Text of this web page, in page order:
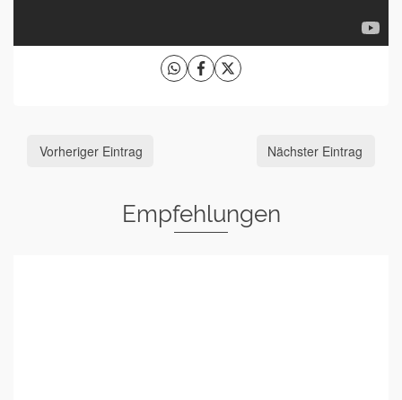
Vorheriger Eintrag Nächster Eintrag
Empfehlungen